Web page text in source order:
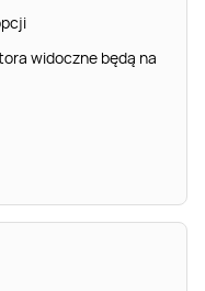
widoczne będą na